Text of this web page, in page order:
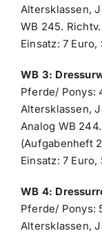
Altersklassen,
WB 245.
Einsatz: 7 Euro,
WB 3:
Pferde/ Ponys:
Altersklassen,
Analog WB
(Aufgabenheft
Einsatz: 7 Euro,
WB 4:
Pferde/ Ponys:
Altersklassen,